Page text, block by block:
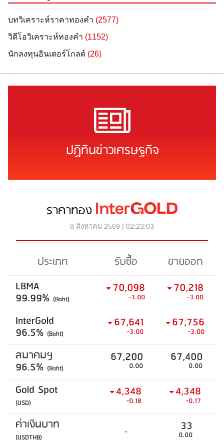
บทวิเคราะห์ราคาทองคำ (2577)
วิดีโอวิเคราะห์ทองคำ (1152)
นักลงทุนอินเตอร์โกลด์ (26)
ปฏิทินข่าวเศรษฐกิจ
ราคาทอง
8 สิงหาคม 2569 | 02:23:03
ประเภท รับซื้อ
ขายออก
LBMA
99.99% (Baht)
70,098
-3.00
70,218
-3.00
InterGold
96.5% (Baht)
67,641
-3.00
67,756
-3.00
สมาคมฯ
96.5% (Baht)
67,200
0.00
67,400
0.00
Gold Spot
(USD)
4,348
-0.18
4,348
-0.17
ค่าเงินบาท
(USDTHB) - 33
0.00